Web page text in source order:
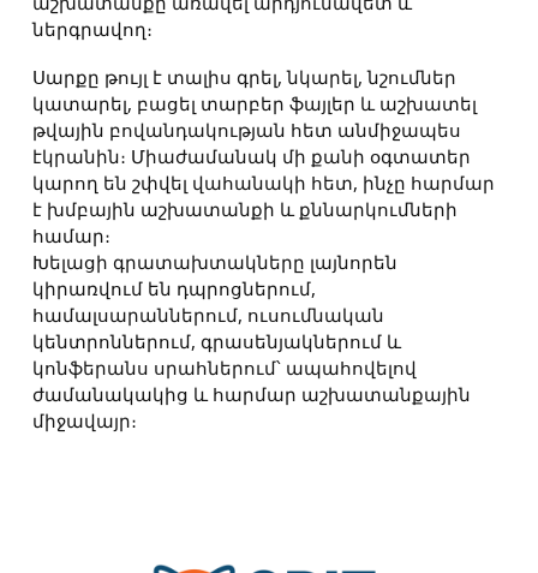
ներգրավող։
Սարքը թույլ է տալիս գրել, նկարել, նշումներ
կատարել, բացել տարբեր ֆայլեր և աշխատել
թվային բովանդակության հետ անմիջապես
էկրանին։ Միաժամանակ մի քանի օգտատեր
կարող են շփվել վահանակի հետ, ինչը հարմար
է խմբային աշխատանքի և քննարկումների
համար։
Խելացի գրատախտակները լայնորեն
կիրառվում են դպրոցներում,
համալսարաններում, ուսումնական
կենտրոններում, գրասենյակներում և
կոնֆերանս սրահներում՝ ապահովելով
ժամանակակից և հարմար աշխատանքային
միջավայր։